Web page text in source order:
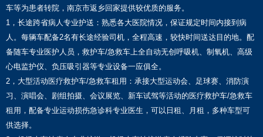
车等为患者转院，南京市返乡回家提供较优质的服务。
1，长途跨省病人专业护送：熟悉各大医院情况，保证规定时间内接到病
人。每辆车配备2名有长途经验司机，全程高速，较快时间送达目的地。配
备随车专业医护人员，救护车/急救车上全自动无创呼吸机、制氧机、高级
心电监护仪、负压吸引器等专业设备一应俱全。
2，大型活动医疗救护车/急救车租用：承接大型运动会、足球赛、消防演
习、演唱会、剧组拍摄、会议展览、新车试驾等活动的医疗救护车/急救车
租用，配备专业运动损伤急诊科专业医生，可以日租、月租，多种车型可
供选择。